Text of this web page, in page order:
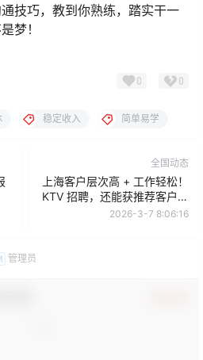
技巧，教到你熟练，踏实干一
梦！
0 0
稳定收入 简单易学
全国动态
上海客户层次高 + 工作轻松！
KTV 招聘，还能获推荐客户资
源
2026-3-7 8:06:16
管理员